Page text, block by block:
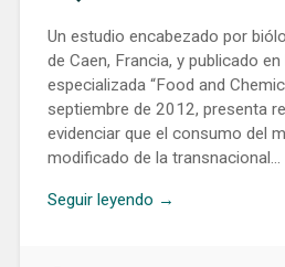
Un estudio encabezado por
de Caen, Francia, y publicado
especializada “Food and
septiembre de 2012, presenta
evidenciar que el consumo del
modificado de la transnacional…
Seguir leyendo →